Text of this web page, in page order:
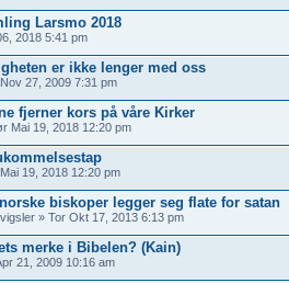
Larsmo 2018
2018 5:41 pm
er ikke lenger med oss
27, 2009 7:31 pm
fjerner kors på våre Kirker
Mai 19, 2018 12:20 pm
19, 2018 12:20 pm
biskoper legger seg flate for satan
» Tor Okt 17, 2013 6:13 pm
merke i Bibelen? (Kain)
21, 2009 10:16 am